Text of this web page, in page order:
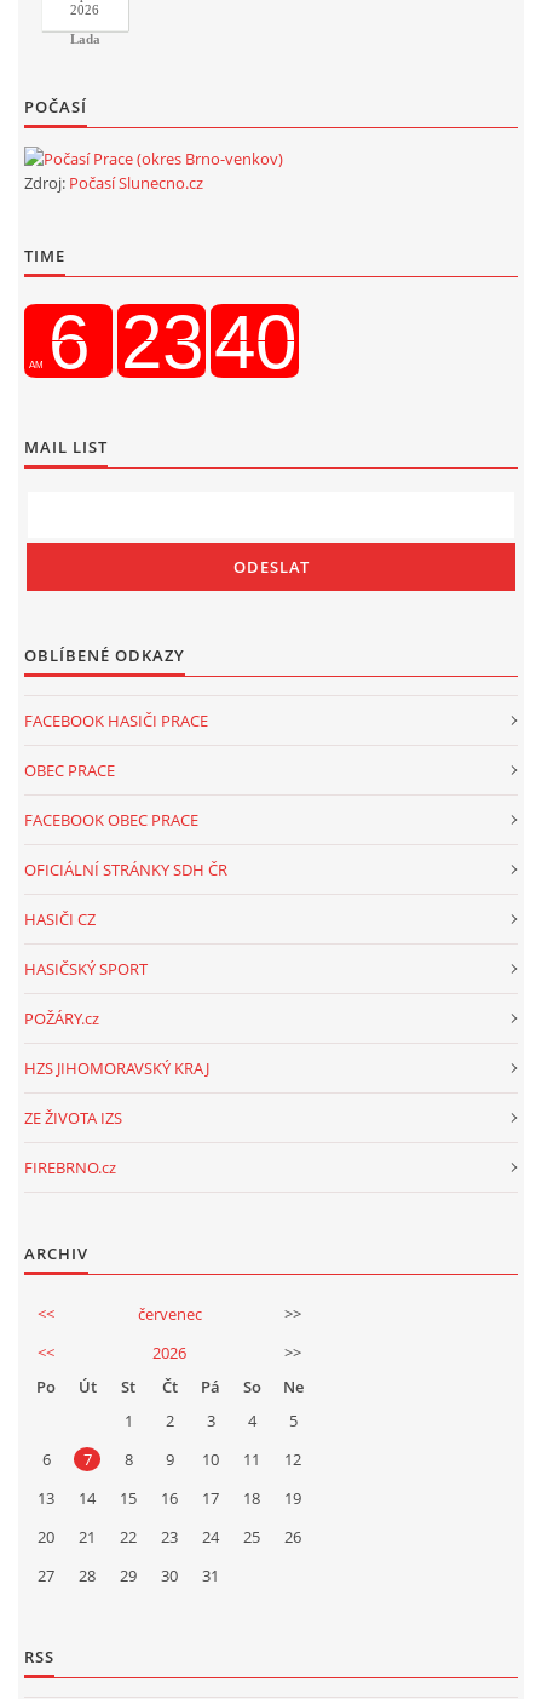
2026
Lada
POČASÍ
Zdroj: Počasí Slunecno.cz
TIME
MAIL LIST
OBLÍBENÉ ODKAZY
FACEBOOK HASIČI PRACE
OBEC PRACE
FACEBOOK OBEC PRACE
OFICIÁLNÍ STRÁNKY SDH ČR
HASIČI CZ
HASIČSKÝ SPORT
POŽÁRY.cz
HZS JIHOMORAVSKÝ KRAJ
ZE ŽIVOTA IZS
FIREBRNO.cz
ARCHIV
<< červenec
>>
<<
2026
>>
Po
Út St Čt Pá So
Ne
1
2 3 4
5
6
7 8 9 10 11
12
13
14 15 16 17 18
19
20
21 22 23 24 25
26
27
28 29 30 31
RSS